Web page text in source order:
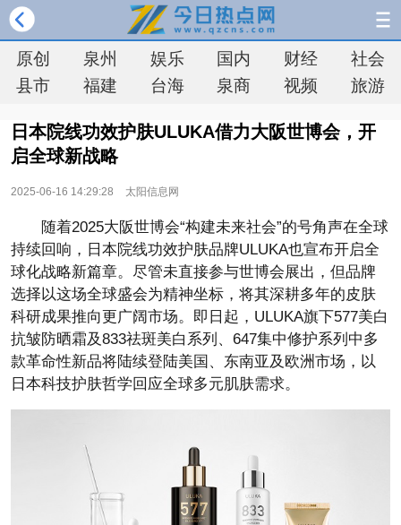
原创 泉州 娱乐 国内 财经
社会
县市
福建 台海 泉商 视频 旅游
日本院线功效护肤ULUKA借力大阪世博会，开
启全球新战略
2025-06-16 14:29:28 太阳信息网
随着2025大阪世博会“构建未来社会”的号角声在全球
持续回响，日本院线功效护肤品牌ULUKA也宣布开启全
球化战略新篇章。尽管未直接参与世博会展出，但品牌
选择以这场全球盛会为精神坐标，将其深耕多年的皮肤
科研成果推向更广阔市场。即日起，ULUKA旗下577美白
抗皱防晒霜及833祛斑美白系列、647集中修护系列中多
款革命性新品将陆续登陆美国、东南亚及欧洲市场，以
日本科技护肤哲学回应全球多元肌肤需求。